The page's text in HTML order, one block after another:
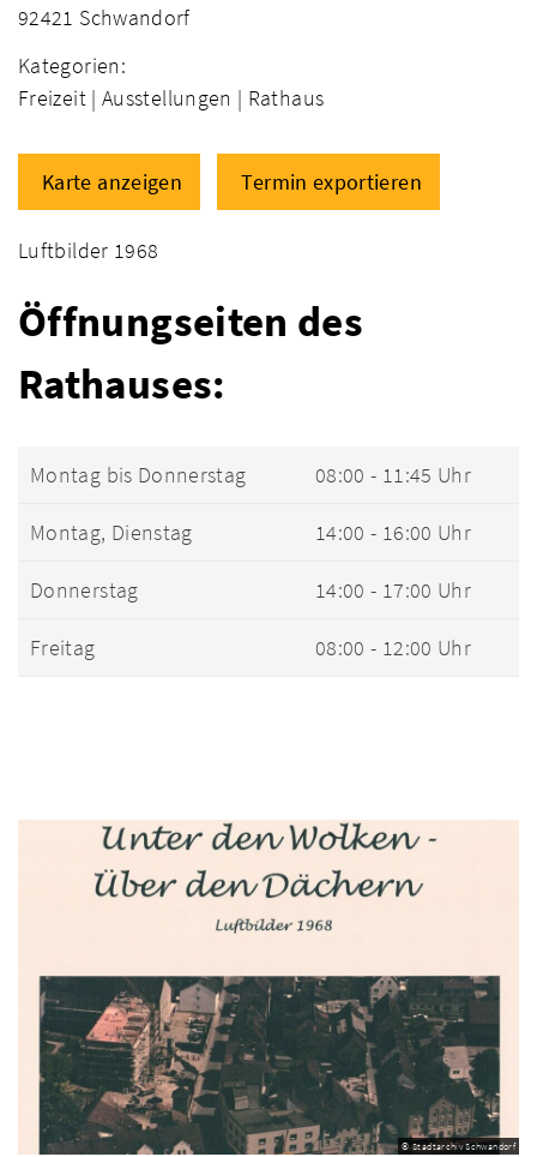
92421 Schwandorf
Kategorien:
Freizeit | Ausstellungen | Rathaus
Karte anzeigen Termin exportieren
Luftbilder 1968
Öffnungseiten des
Rathauses:
Montag bis Donnerstag 08:00 - 11:45 Uhr
Montag, Dienstag 14:00 - 16:00 Uhr
Donnerstag 14:00 - 17:00 Uhr
Freitag 08:00 - 12:00 Uhr
© Stadtarchiv Schwandorf